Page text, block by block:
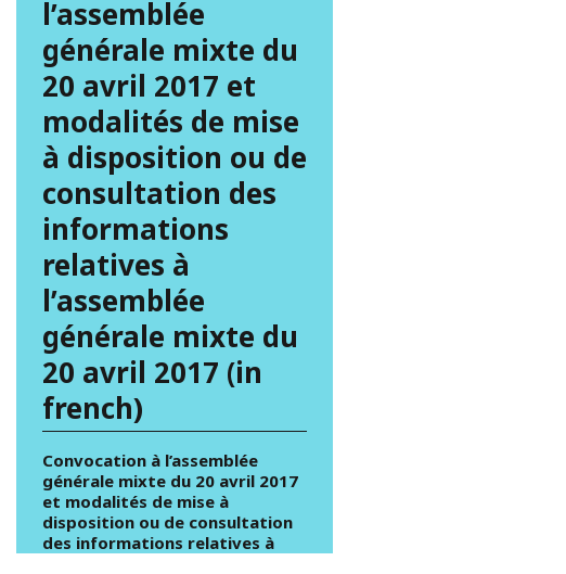
l’assemblée
générale mixte du
20 avril 2017 et
modalités de mise
à disposition ou de
consultation des
informations
relatives à
l’assemblée
générale mixte du
20 avril 2017 (in
french)
Convocation à l’assemblée
générale mixte du 20 avril 2017
et modalités de mise à
disposition ou de consultation
des informations relatives à